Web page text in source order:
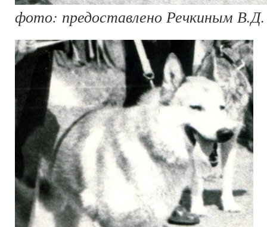
фото: предоставлено Речкиным В.Д.